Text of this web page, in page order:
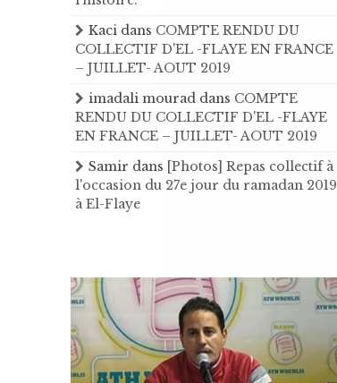
Kaci dans COMPTE RENDU DU
COLLECTIF D'EL -FLAYE EN FRANCE
– JUILLET- AOUT 2019
imadali mourad dans COMPTE
RENDU DU COLLECTIF D'EL -FLAYE
EN FRANCE – JUILLET- AOUT 2019
Samir dans [Photos] Repas collectif à
l'occasion du 27e jour du ramadan 2019
à El-Flaye